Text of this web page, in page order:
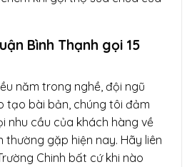
Bình Thạnh gọi 15
năm trong nghề, đội ngũ
tạo bài bản, chúng tôi đảm
nhu cầu của khách hàng về
thường gặp hiện nay. Hãy liên
Chinh bất cứ khi nào